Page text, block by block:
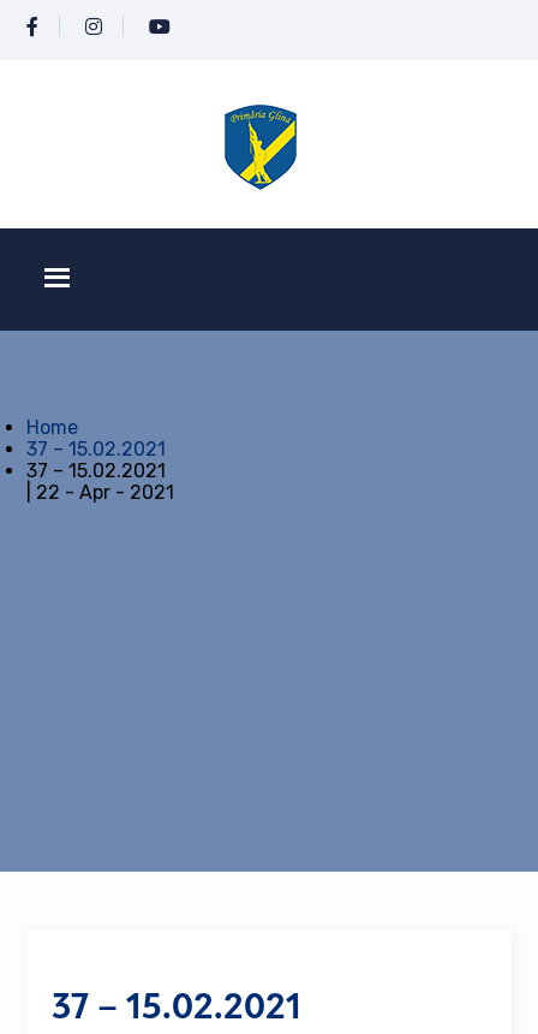
Home
37 – 15.02.2021
37 – 15.02.2021
| 22 - Apr - 2021
37 – 15.02.2021